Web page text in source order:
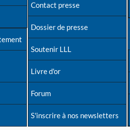
Contact presse
Dossier de presse
Soutenir LLL
Livre d'or
Forum
S'inscrire à nos newsletters